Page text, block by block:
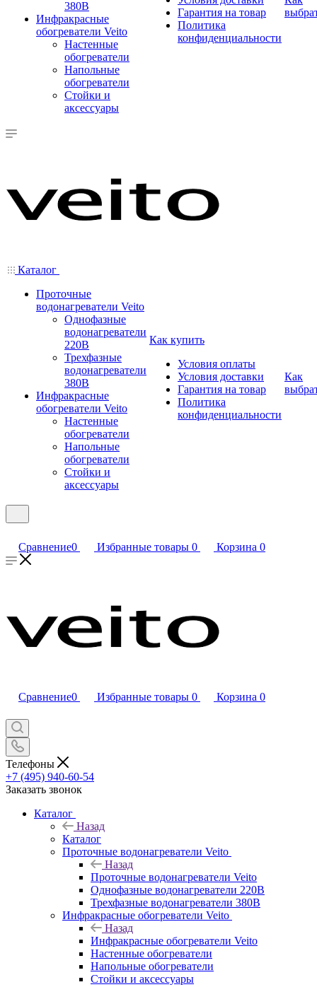
380В
Инфракрасные
обогреватели Veito
Настенные
обогреватели
Напольные
обогреватели
Стойки и
аксессуары
Гарантия на товар
Политика
конфиденциальности
Каталог
Проточные
водонагреватели Veito
Однофазные
водонагреватели
220В
Трехфазные
водонагреватели
380В
Инфракрасные
обогреватели Veito
Настенные
обогреватели
Напольные
обогреватели
Стойки и
аксессуары
Как купить
Условия оплаты
Условия доставки
Гарантия на товар
Политика
конфиденциальности
Как
Сравнение0 Избранные товары 0 Корзина 0
Сравнение0 Избранные товары 0 Корзина 0
Телефоны
+7 (495) 940-60-54
Заказать звонок
Каталог
Назад
Каталог
Проточные водонагреватели Veito
Назад
Проточные водонагреватели Veito
Однофазные водонагреватели 220В
Трехфазные водонагреватели 380В
Инфракрасные обогреватели Veito
Назад
Инфракрасные обогреватели Veito
Настенные обогреватели
Напольные обогреватели
Стойки и аксессуары